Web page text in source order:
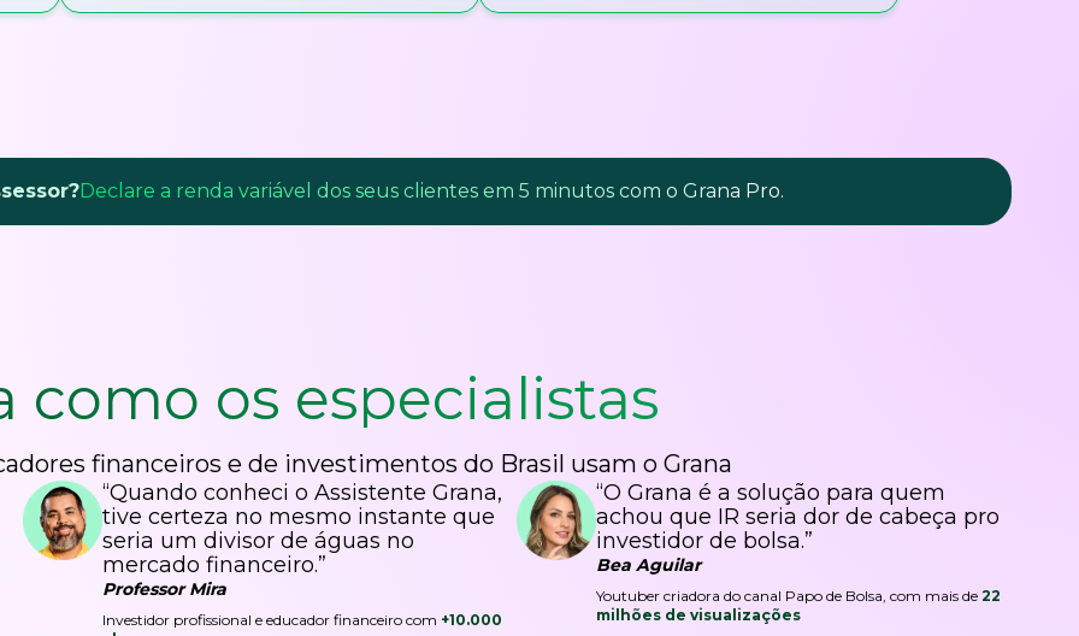
Declare a renda variável dos seus clientes em 5 minutos com o Grana Pro.
como os especialistas
financeiros e de investimentos do Brasil usam o Grana
“Quando conheci o Assistente Grana,
tive certeza no mesmo instante que
seria um divisor de águas no
mercado financeiro.”
Professor Mira
Investidor profissional e educador financeiro com +10.000
“O Grana é a solução para quem
achou que IR seria dor de cabeça pro
investidor de bolsa.”
Bea Aguilar
Youtuber criadora do canal Papo de Bolsa, com mais de 22
milhões de visualizações